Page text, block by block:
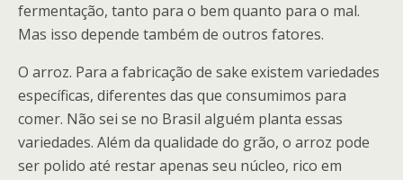
fermentação, tanto para o bem quanto para o mal.
Mas isso depende também de outros fatores.
O arroz. Para a fabricação de sake existem variedades
específicas, diferentes das que consumimos para
comer. Não sei se no Brasil alguém planta essas
variedades. Além da qualidade do grão, o arroz pode
ser polido até restar apenas seu núcleo, rico em